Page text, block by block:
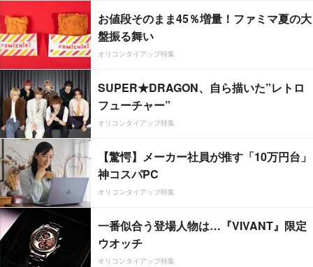
お値段そのまま45％増量！ファミマ夏の大
盤振る舞い
オリコンタイアップ特集
SUPER★DRAGON、自ら描いた”レトロ
フューチャー”
オリコンタイアップ特集
【驚愕】メーカー社員が推す「10万円台」
神コスパPC
オリコンタイアップ特集
一番似合う登場人物は…『VIVANT』限定
ウオッチ
オリコンタイアップ特集